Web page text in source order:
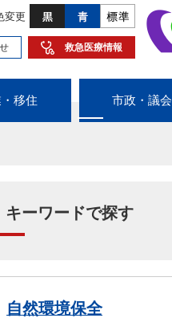
変更
救急医療情報
移住 市政・議会
キーワードで探す
自然環境保全